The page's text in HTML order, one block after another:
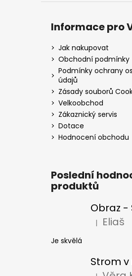
Informace pro
Jak nakupovat
Obchodní podmínky
Podmínky ochrany
údajů
Zásady souborů
Velkoobchod
Zákaznický servis
Dotace
Hodnocení obchodu
Poslední
produktů
Hodnocení
| Eliaš
Je skvělá